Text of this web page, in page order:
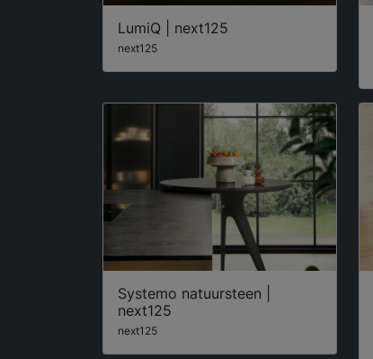
LumiQ | next125
next125
Systemo natuursteen |
next125
next125